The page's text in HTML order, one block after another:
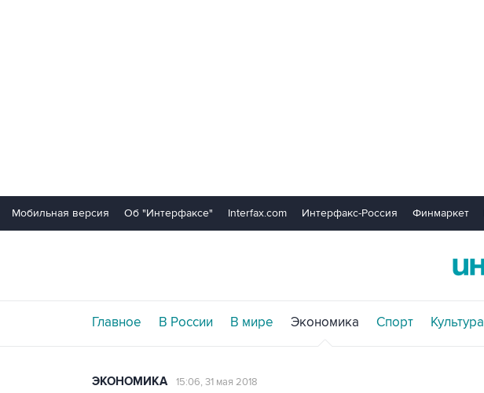
Мобильная версия Об "Интерфаксе" Interfax.com Интерфакс-Россия Финмаркет
Главное В России В мире Экономика Спорт Культура
ЭКОНОМИКА 15:06, 31 мая 2018